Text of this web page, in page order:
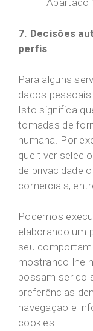
Apartado
7. Decisões
perfis
Para alguns
dados
Isto significa
tomadas de
humana. Por
que tiver
de privacidade
comerciais,
Podemos
elaborando um
seu
mostrando-lhe
possam ser do
preferências
navegação e
cookies.